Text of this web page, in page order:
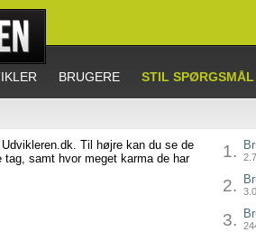
BRUGERE STIL SPØRGSMÅL
Til højre kan du se de
samt hvor meget karma de har
1.
2.
3.